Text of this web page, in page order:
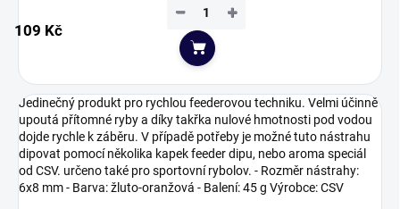
109 Kč
+
−
Do košíku
Jedinečný produkt pro rychlou feederovou techniku. Velmi účinně
upoutá přítomné ryby a díky takřka nulové hmotnosti pod vodou
dojde rychle k záběru. V případě potřeby je možné tuto nástrahu
dipovat pomocí několika kapek feeder dipu, nebo aroma speciál
od CSV. určeno také pro sportovní rybolov. - Rozměr nástrahy:
6x8 mm - Barva: žluto-oranžová - Balení: 45 g Výrobce: CSV